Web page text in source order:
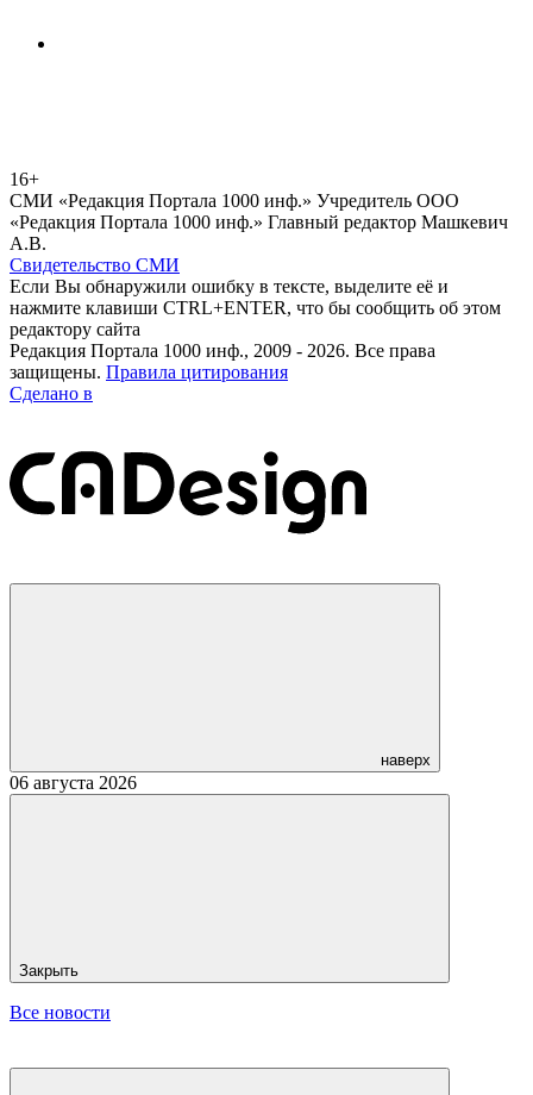
16+
СМИ «Редакция Портала 1000 инф.» Учредитель ООО
«Редакция Портала 1000 инф.» Главный редактор Машкевич
А.В.
Свидетельство СМИ
Если Вы обнаружили ошибку в тексте, выделите её и
нажмите клавиши CTRL+ENTER, что бы сообщить об этом
редактору сайта
Редакция Портала 1000 инф., 2009 - 2026. Все права
защищены. Правила цитирования
Сделано в
наверх
06 августа 2026
Закрыть
Все новости